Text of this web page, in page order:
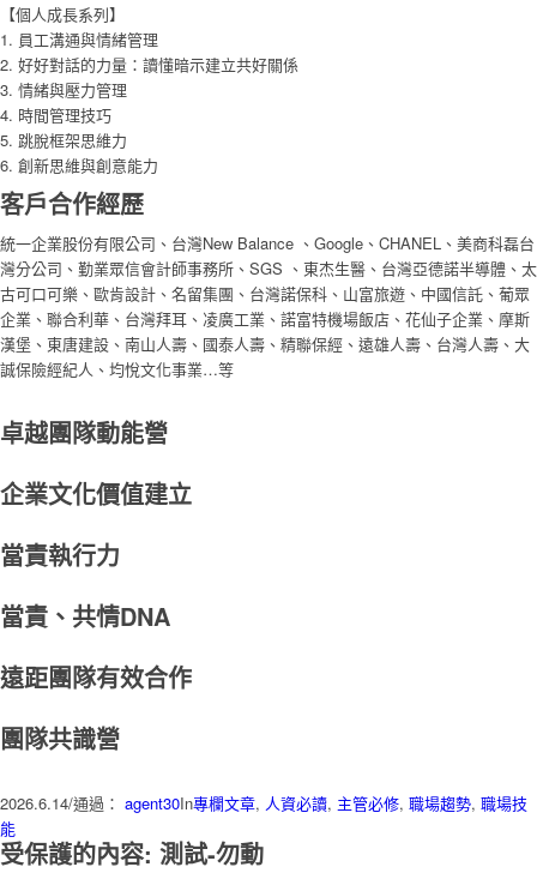
【個人成長系列】
1. 員工溝通與情緒管理
2. 好好對話的力量：讀懂暗示建立共好關係
3. 情緒與壓力管理
4. 時間管理技巧
5. 跳脫框架思維力
6. 創新思維與創意能力
客戶合作經歷
統一企業股份有限公司、台灣New Balance 、Google、CHANEL、美商科磊台
灣分公司、勤業眾信會計師事務所、SGS 、東杰生醫、台灣亞德諾半導體、太
古可口可樂、歐肯設計、名留集團、台灣諾保科、山富旅遊、中國信託、葡眾
企業、聯合利華、台灣拜耳、凌廣工業、諾富特機場飯店、花仙子企業、摩斯
漢堡、東唐建設、南山人壽、國泰人壽、精聯保經、遠雄人壽、台灣人壽、大
誠保險經紀人、均悅文化事業…等
卓越團隊動能營
企業文化價值建立
當責執行力
當責、共情DNA
遠距團隊有效合作
團隊共識營
2026.6.14/通過： agent30In專欄文章, 人資必讀, 主管必修, 職場趨勢, 職場技
能
受保護的內容: 測試-勿動